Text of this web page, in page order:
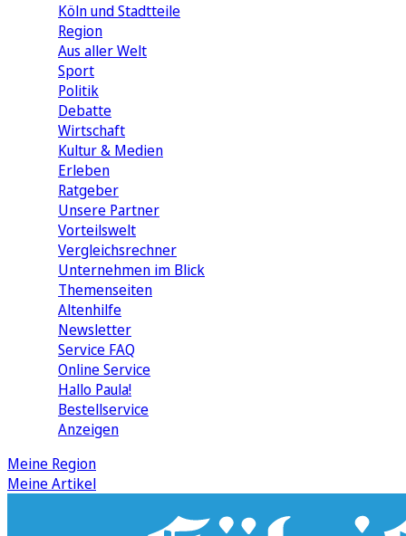
Köln und Stadtteile
Region
Aus aller Welt
Sport
Politik
Debatte
Wirtschaft
Kultur & Medien
Erleben
Ratgeber
Unsere Partner
Vorteilswelt
Vergleichsrechner
Unternehmen im Blick
Themenseiten
Altenhilfe
Newsletter
Service FAQ
Online Service
Hallo Paula!
Bestellservice
Anzeigen
Meine Region
Meine Artikel